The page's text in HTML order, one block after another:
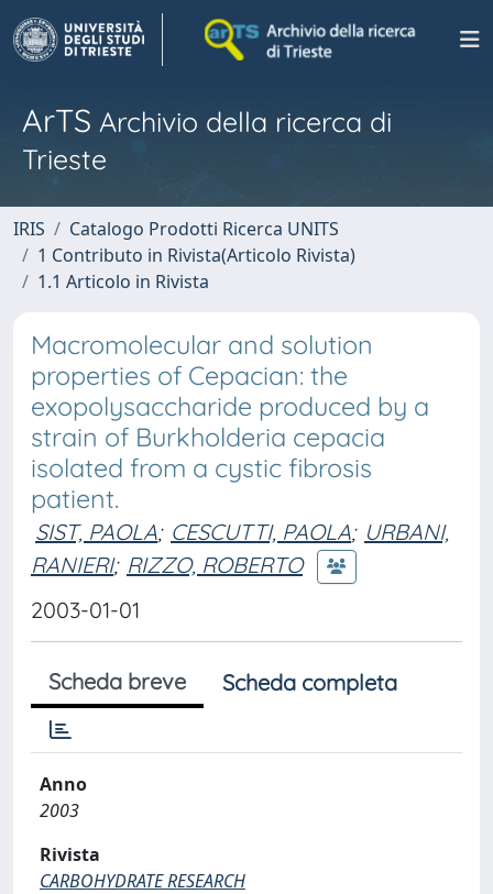
ArTS Archivio della ricerca di
Trieste
IRIS
Catalogo Prodotti Ricerca UNITS
1 Contributo in Rivista(Articolo Rivista)
1.1 Articolo in Rivista
Macromolecular and solution
properties of Cepacian: the
exopolysaccharide produced by a
strain of Burkholderia cepacia
isolated from a cystic fibrosis
patient.
SIST, PAOLA; CESCUTTI, PAOLA; URBANI,
RANIERI; RIZZO, ROBERTO
2003-01-01
Scheda breve Scheda completa
Anno
2003
Rivista
CARBOHYDRATE RESEARCH